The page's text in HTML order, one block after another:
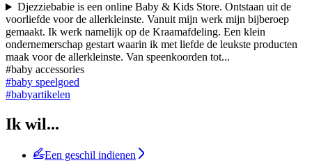
Djezziebabie is een online Baby & Kids Store. Ontstaan uit de
voorliefde voor de allerkleinste. Vanuit mijn werk mijn bijberoep
gemaakt. Ik werk namelijk op de Kraamafdeling. Een klein
ondernemerschap gestart waarin ik met liefde de leukste producten
maak voor de allerkleinste. Van speenkoorden tot...
#baby accessories
#baby speelgoed
#babyartikelen
Ik wil...
Een geschil indienen